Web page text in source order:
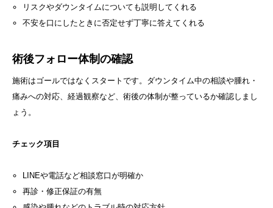
リスクやダウンタイムについても説明してくれる
不安を口にしたときに否定せず丁寧に答えてくれる
術後フォロー体制の確認
施術はゴールではなくスタートです。ダウンタイム中の相談や腫れ・
痛みへの対応、経過観察など、術後の体制が整っているか確認しまし
ょう。
チェック項目
LINEや電話など相談窓口が明確か
再診・修正保証の有無